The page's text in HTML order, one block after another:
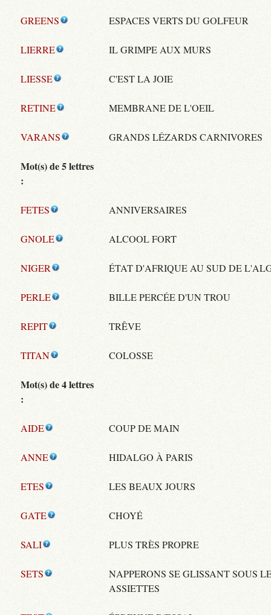
GREENS ESPACES VERTS DU GOLFEUR
LIERRE IL GRIMPE AUX MURS
LIESSE C'EST LA JOIE
RETINE MEMBRANE DE L'OEIL
VARANS GRANDS LÉZARDS CARNIVORES
Mot(s) de 5 lettres
:
FETES ANNIVERSAIRES
GNOLE ALCOOL FORT
NIGER ÉTAT D'AFRIQUE AU SUD DE
PERLE BILLE PERCÉE D'UN TROU
REPIT TRÊVE
TITAN COLOSSE
Mot(s) de 4 lettres
:
AIDE COUP DE MAIN
ANNE HIDALGO À PARIS
ETES LES BEAUX JOURS
GATE CHOYÉ
SALI PLUS TRÈS PROPRE
SETS
NAPPERONS SE GLISSANT SOUS
ASSIETTES